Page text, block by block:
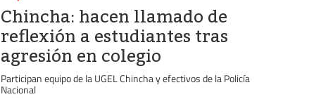
Chincha: hacen llamado de
reflexión a estudiantes tras
agresión en colegio
Participan equipo de la UGEL Chincha y efectivos de la Policía
Nacional